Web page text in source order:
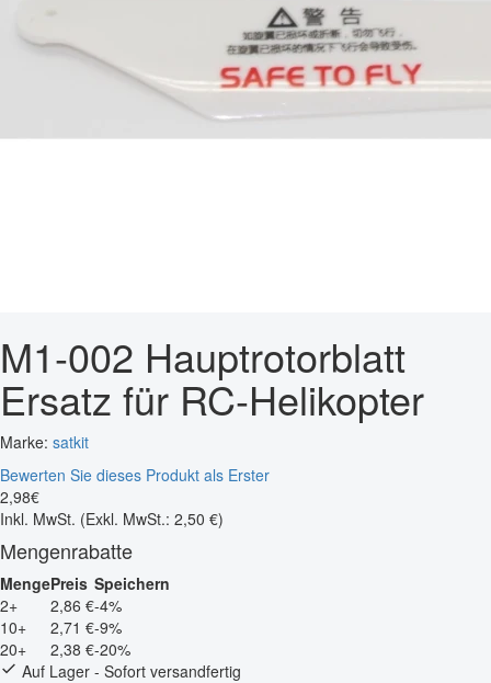
M1-002 Hauptrotorblatt
Ersatz für RC-Helikopter
Marke: satkit
Bewerten Sie dieses Produkt als Erster
2,98€
Inkl. MwSt. (Exkl. MwSt.: 2,50 €)
Mengenrabatte
MengePreis Speichern
2+
2,86 €-4%
10+
2,71 €-9%
20+
2,38 €-20%
Auf Lager - Sofort versandfertig